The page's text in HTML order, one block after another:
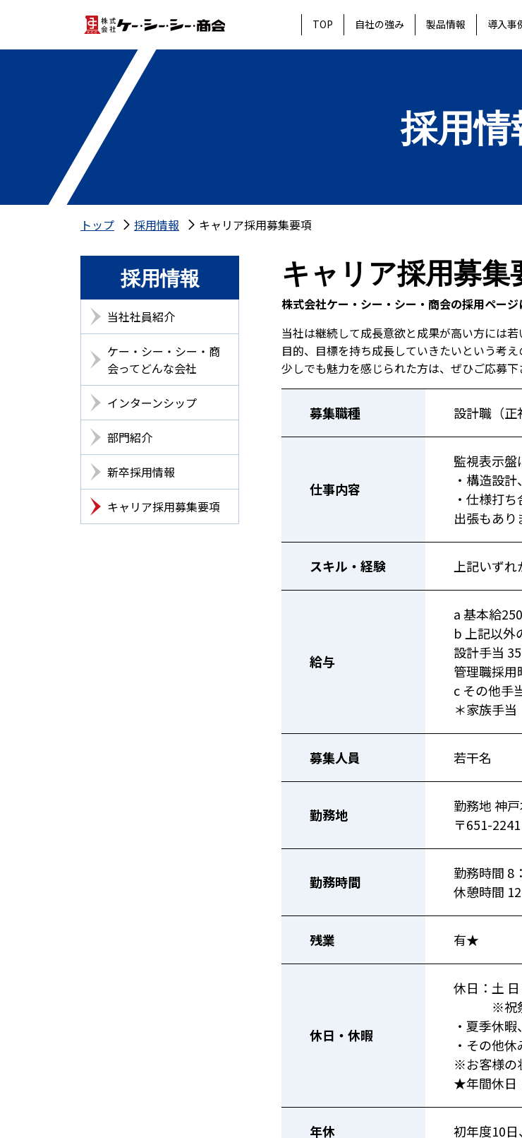
TOP 自社の強み 製品情報 導入事
採用情
トップ 採用情報 キャリア採用募集要項
キャリア採用募集
株式会社ケー・シー・シー・商会の採用ペー
当社は継続して成長意欲と成果が高い方には
目的、目標を持ち成長していきたいという考え
少しでも魅力を感じられた方は、ぜひご応募
募集職種 設計職（正
仕事内容
監視表示盤
・構造設
・仕様打
出張もあり
スキル・経験 上記いず
給与
a 基本給
b 上記以外
設計手当
管理職採用
c その他手
＊家族手当
募集人員 若干名
勤務地
勤務地 神
〒651-
勤務時間
勤務時間 8
休憩時間
残業 有★
休日・休暇
休日：土 日
※祝祭日
・夏季休
・その他
※お客様の
★年間休日
年休 初年度10日
採用情報
当社社員紹介
ケー・シー・シー・商
会ってどんな会社
インターンシップ
部門紹介
新卒採用情報
キャリア採用募集要項